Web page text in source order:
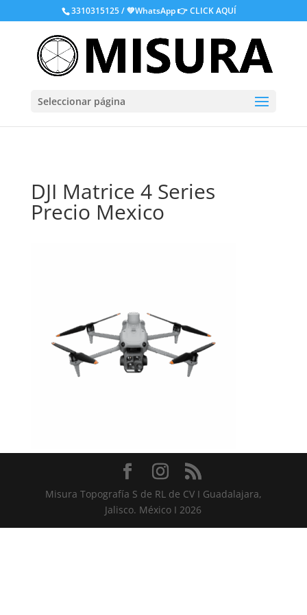
3310315125 / 💚WhatsApp👉 CLICK AQUÍ
Seleccionar página
DJI Matrice 4 Series
Precio Mexico
Misura Topografía S de RL de CV I Guadalajara,
Jalisco. México I 2026